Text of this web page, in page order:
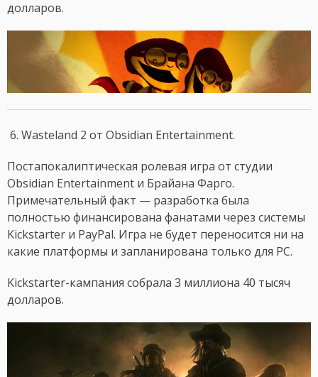
долларов.
6. Wasteland 2 от Obsidian Entertainment.
Постапокалиптическая ролевая игра от студии
Obsidian Entertainment и Брайана Фарго.
Примечательный факт — разработка была
полностью финансирована фанатами через системы
Kickstarter и PayPal. Игра не будет переносится ни на
какие платформы и запланирована только для PC.
Kickstarter-кампания собрала 3 миллиона 40 тысяч
долларов.